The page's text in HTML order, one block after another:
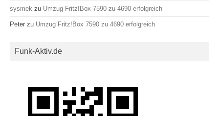
sysmek zu Umzug Fritz!Box 7590 zu 4690 erfolgreich
Peter zu Umzug Fritz!Box 7590 zu 4690 erfolgreich
Funk-Aktiv.de